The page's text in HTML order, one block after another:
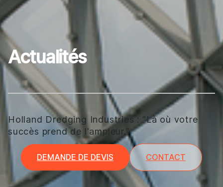
Actualités
Holland Dredging Industries : “Là où votre
succès prend de l'ampleur.”
DEMANDE DE DEVIS CONTACT